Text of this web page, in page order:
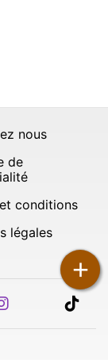
+
nous
de
conditions
légales
instagram